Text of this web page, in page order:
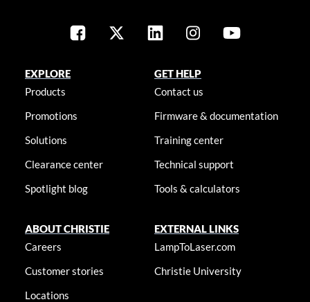
EXPLORE
Products
Promotions
Solutions
Clearance center
Spotlight blog
GET HELP
Contact us
Firmware & documentation
Training center
Technical support
Tools & calculators
ABOUT CHRISTIE
Careers
Customer stories
Locations
EXTERNAL LINKS
LampToLaser.com
Christie University